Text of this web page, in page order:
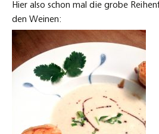
Hier also schon mal die grobe
den Weinen: